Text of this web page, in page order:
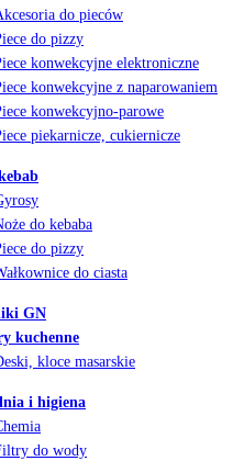
do pieców
do pizzy
konwekcyjne elektroniczne
konwekcyjne z naparowaniem
konwekcyjno-parowe
piekarnicze, cukiernicze
do kebaba
do pizzy
do ciasta
GN
kuchenne
kloce masarskie
i higiena
do wody